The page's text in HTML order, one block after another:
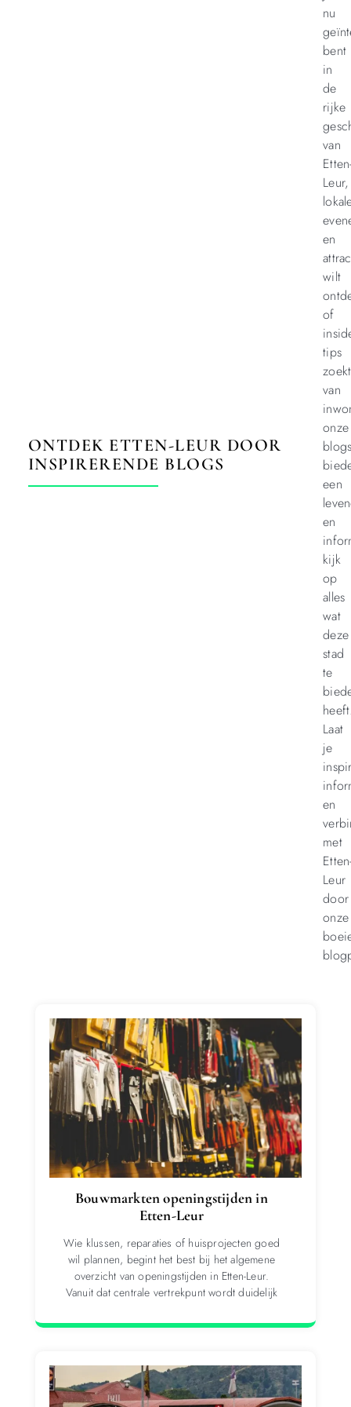
ONTDEK ETTEN-LEUR DOOR
INSPIRERENDE BLOGS
nu
bent
in
de
rijke
van
Leur,
en
wilt
of
tips
zoekt
van
onze
een
en
kijk
op
alles
wat
deze
stad
te
Laat
je
en
met
Leur
door
onze
Bouwmarkten openingstijden in
Etten-Leur
Wie klussen, reparaties of huisprojecten goed
wil plannen, begint het best bij het algemene
overzicht van openingstijden in Etten-Leur.
Vanuit dat centrale vertrekpunt wordt duidelijk